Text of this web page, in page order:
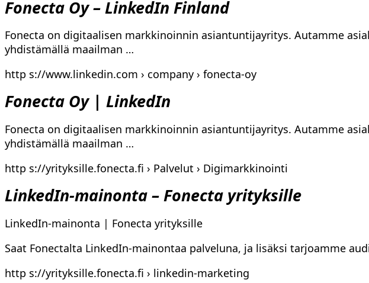
Fonecta Oy – LinkedIn Finland
Fonecta on digitaalisen markkinoinnin asiantuntijayritys. Autamme
yhdistämällä maailman …
http s://www.linkedin.com › company › fonecta-oy
Fonecta Oy | LinkedIn
Fonecta on digitaalisen markkinoinnin asiantuntijayritys. Autamme
yhdistämällä maailman …
http s://yrityksille.fonecta.fi › Palvelut › Digimarkkinointi
LinkedIn-mainonta – Fonecta yrityksille
LinkedIn-mainonta | Fonecta yrityksille
Saat Fonectalta LinkedIn-mainontaa palveluna, ja lisäksi tarjoamme
http s://yrityksille.fonecta.fi › linkedin-marketing